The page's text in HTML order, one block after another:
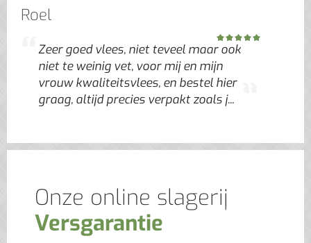
Roel
Zeer goed vlees, niet teveel maar ook
niet te weinig vet, voor mij en mijn
vrouw kwaliteitsvlees, en bestel hier
graag, altijd precies verpakt zoals j...
Onze online slagerij
Versgarantie